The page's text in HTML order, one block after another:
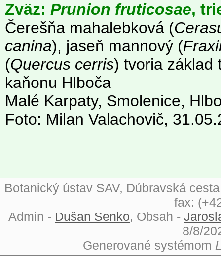
Zväz: Prunion fruticosae,
Čerešňa mahalebková (
canina), jaseň mannový (
(Quercus cerris) tvoria základ
kaňonu Hlboča
Malé Karpaty, Smolenice,
Foto: Milan Valachovič,
Botanický ústav SAV, Dúbravská
fax:
Admin - Dušan Senko, Obsah -
8/8/
Generované systémom